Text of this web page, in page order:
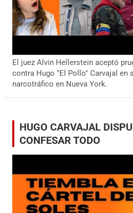
El juez Alvin Hellerstein aceptó
contra Hugo "El Pollo" Carvajal en
narcotráfico en Nueva York.
HUGO CARVAJAL
CONFESAR TODO